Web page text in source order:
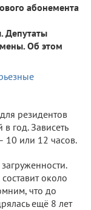
абонемента
Депутаты
Об этом
резидентов
год. Зависеть
10 или 12 часов.
около
что до
ещё 8 лет